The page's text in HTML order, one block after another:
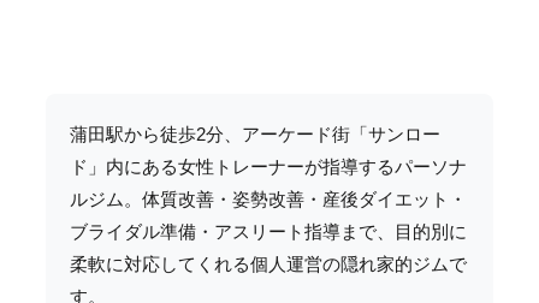
蒲田駅から徒歩2分、アーケード街「サンロー
ド」内にある女性トレーナーが指導するパーソナ
ルジム。体質改善・姿勢改善・産後ダイエット・
ブライダル準備・アスリート指導まで、目的別に
柔軟に対応してくれる個人運営の隠れ家的ジムで
す。